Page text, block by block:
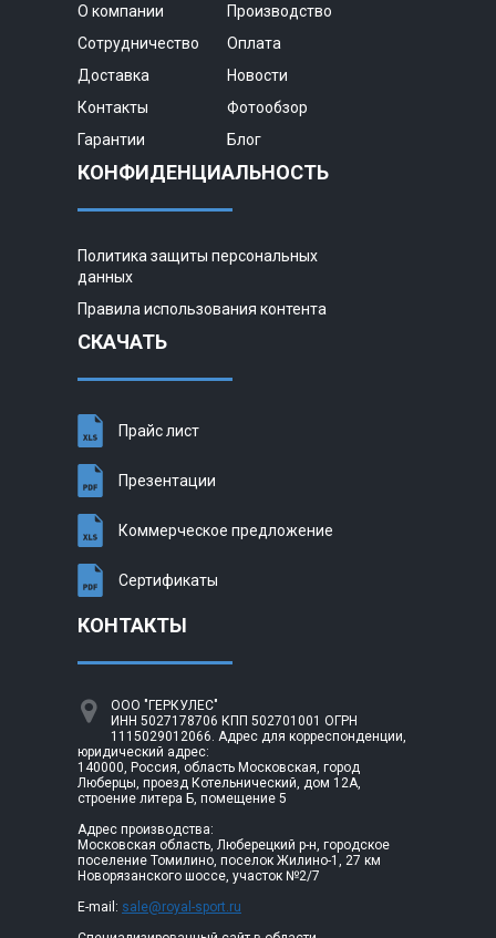
О компании
Производство
Сотрудничество
Оплата
Доставка
Новости
Контакты
Фотообзор
Гарантии
Блог
КОНФИДЕНЦИАЛЬНОСТЬ
Политика защиты персональных
данных
Правила использования контента
СКАЧАТЬ
Прайс лист
Презентации
Коммерческое предложение
Сертификаты
КОНТАКТЫ
ООО "ГЕРКУЛЕС"
ИНН 5027178706 КПП 502701001 ОГРН
1115029012066. Адрес для корреспонденции,
юридический адрес:
140000, Россия, область Московская, город
Люберцы, проезд Котельнический, дом 12А,
строение литера Б, помещение 5
Адрес производства:
Московская область, Люберецкий р-н, городское
поселение Томилино, поселок Жилино-1, 27 км
Новорязанского шоссе, участок №2/7
E-mail: sale@royal-sport.ru